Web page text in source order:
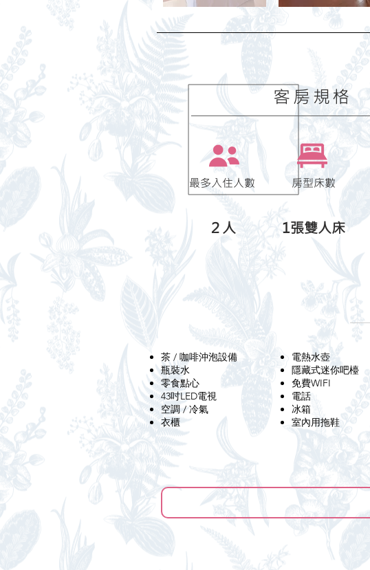
1張雙人床
２人
房型床數
最多入住人數
​客房規格
茶 / 咖啡沖泡設備
​瓶裝水
零食點心
43吋LED電視
空調 / 冷氣
​衣櫃
電熱水壺
​隱藏式迷你吧檯
​免費WIFI
​電話
​冰箱
​室內用拖鞋